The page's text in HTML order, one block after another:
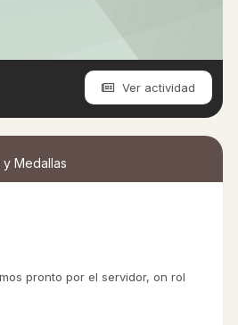
Ver actividad
Medallas
pronto por el servidor, on rol